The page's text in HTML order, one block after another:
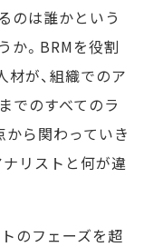
のは誰かという
か。BRMを役割
材が、組織でのア
でのすべてのラ
から関わっていき
ナリストと何が違
のフェーズを超